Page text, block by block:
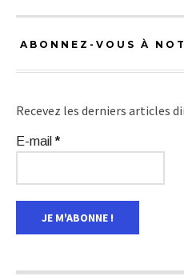
ABONNEZ-VOUS À
Recevez les derniers articles
E-mail*